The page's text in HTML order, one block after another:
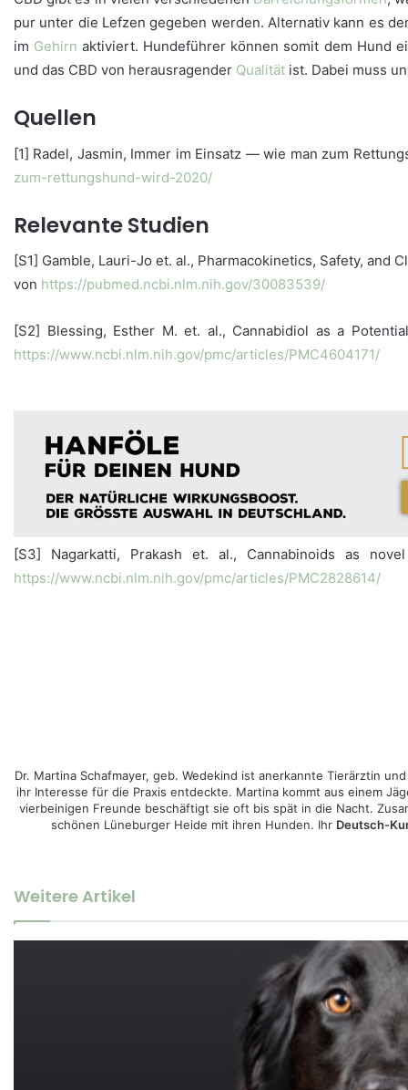
pur unter die Lefzen gegeben werden. Alternativ kann es
im Gehirn aktiviert. Hundeführer können somit dem Hund
und das CBD von herausragender Qualität ist. Dabei muss
Quellen
[1] Radel, Jasmin, Immer im Einsatz — wie man zum
zum-rettungshund-wird-2020/
Relevante Studien
[S1] Gamble, Lauri-Jo et. al., Pharmacokinetics, Safety, and
von https://pubmed.ncbi.nlm.nih.gov/30083539/
[S2] Blessing, Esther M. et. al., Cannabidiol as a
https://www.ncbi.nlm.nih.gov/pmc/articles/PMC4604171/
[S3] Nagarkatti, Prakash et. al., Cannabinoids as
https://www.ncbi.nlm.nih.gov/pmc/articles/PMC2828614/
Dr. Martina Schafmayer, geb. Wedekind ist anerkannte Tierärztin
ihr Interesse für die Praxis entdeckte. Martina kommt aus einem
vierbeinigen Freunde beschäftigt sie oft bis spät in die Nacht.
schönen Lüneburger Heide mit ihren Hunden. Ihr Deutsch-
Weitere Artikel